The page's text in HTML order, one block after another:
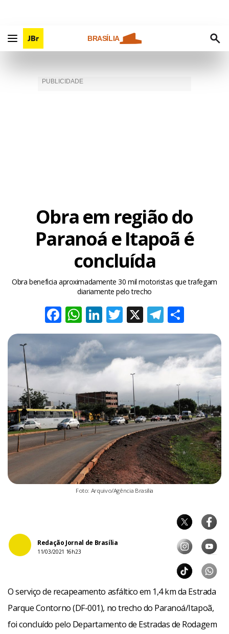
BRASÍLIA
Obra em região do
Paranoá e Itapoã é
concluída
Obra beneficia aproximadamente 30 mil motoristas que trafegam
diariamente pelo trecho
Facebook
WhatsApp
LinkedIn
Twitter
X
Foto: Arquivo/Agência Brasília
Redação Jornal de Brasília
11/03/2021 16h23
O serviço de recapeamento asfáltico em 1,4 km da Estrada
Parque Contorno (DF-001), no trecho do Paranoá/Itapoã,
foi concluído pelo Departamento de Estradas de Rodagem